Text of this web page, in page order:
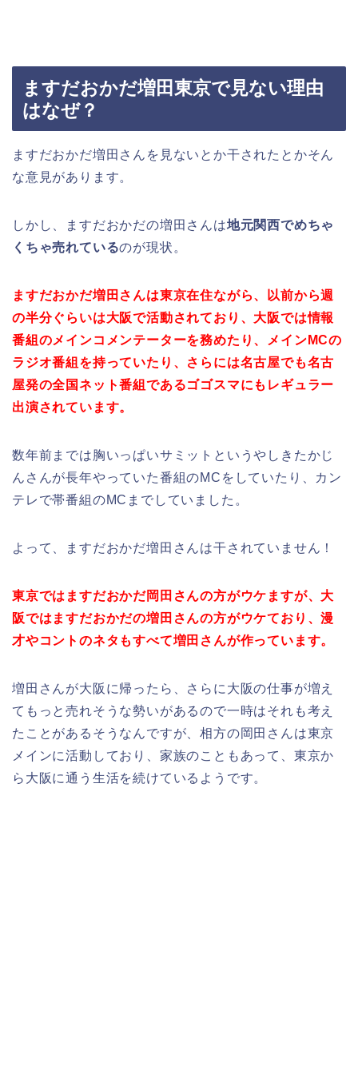
ますだおかだ増田東京で見ない理由
はなぜ？
ますだおかだ増田さんを見ないとか干されたとかそん
な意見があります。
しかし、ますだおかだの増田さんは地元関西でめちゃ
くちゃ売れているのが現状。
ますだおかだ増田さんは東京在住ながら、以前から週
の半分ぐらいは大阪で活動されており、大阪では情報
番組のメインコメンテーターを務めたり、メインMCの
ラジオ番組を持っていたり、さらには名古屋でも名古
屋発の全国ネット番組であるゴゴスマにもレギュラー
出演されています。
数年前までは胸いっぱいサミットというやしきたかじ
んさんが長年やっていた番組のMCをしていたり、カン
テレで帯番組のMCまでしていました。
よって、ますだおかだ増田さんは干されていません！
東京ではますだおかだ岡田さんの方がウケますが、大
阪ではますだおかだの増田さんの方がウケており、漫
才やコントのネタもすべて増田さんが作っています。
増田さんが大阪に帰ったら、さらに大阪の仕事が増え
てもっと売れそうな勢いがあるので一時はそれも考え
たことがあるそうなんですが、相方の岡田さんは東京
メインに活動しており、家族のこともあって、東京か
ら大阪に通う生活を続けているようです。